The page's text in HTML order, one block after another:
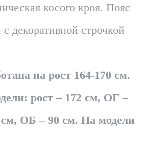
косого кроя. Пояс
декоративной строчкой
на рост 164-170 см.
рост – 172 см, ОГ –
ОБ – 90 см. На модели